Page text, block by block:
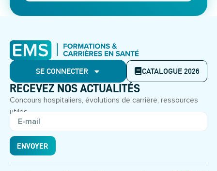
SE CONNECTER CATALOGUE 2026
RECEVEZ NOS ACTUALITÉS
Concours hospitaliers, évolutions de carrière, ressources
utiles.
ENVOYER